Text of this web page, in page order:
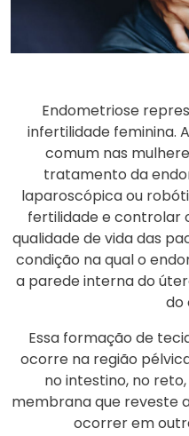
Endometriose
infertilidade feminina.
comum nas
tratamento da
laparoscópica ou
fertilidade e controlar
qualidade de vida das
condição na qual o
a parede interna do
do
Essa formação de
ocorre na região
no intestino, no
membrana que reveste
ocorrer em